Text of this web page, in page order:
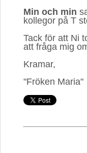
Min och min
kollegor på T
Tack för att Ni
att fråga mig
Kramar,
"Fröken Maria"